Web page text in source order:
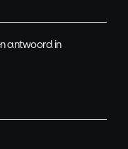
antwoord in